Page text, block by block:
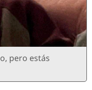
pero estás